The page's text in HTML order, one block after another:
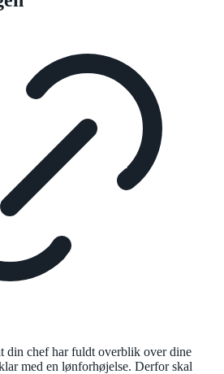
din chef har fuldt overblik over dine
med en lønforhøjelse. Derfor skal